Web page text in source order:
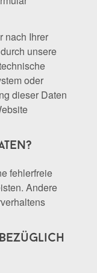
nach Ihrer
unsere
oder
dieser Daten
fehlerfreie
Andere